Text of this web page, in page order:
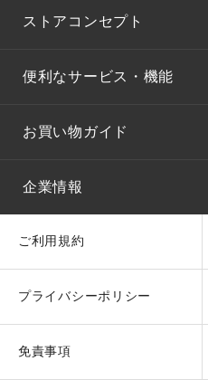
ストアコンセプト
便利なサービス・機能
お買い物ガイド
企業情報
ご利用規約
プライバシーポリシー
免責事項